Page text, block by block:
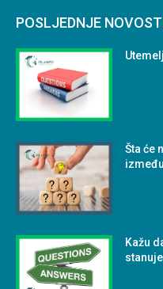
POSLJEDNJE
Šta će
Kažu